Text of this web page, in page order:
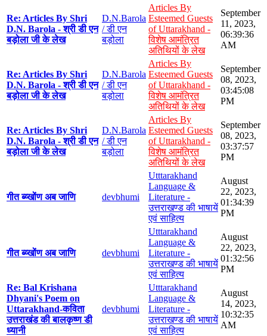
Re: Articles By Shri
D.N. Barola - श्री डी एन
बड़ोला जी के लेख
D.N.Barola
/ डी एन
बड़ोला
Articles By
Esteemed Guests
of Uttarakhand -
विशेष आमंत्रित
अतिथियों के लेख
September
11, 2023,
06:39:36
AM
Re: Articles By Shri
D.N. Barola - श्री डी एन
बड़ोला जी के लेख
D.N.Barola
/ डी एन
बड़ोला
Articles By
Esteemed Guests
of Uttarakhand -
विशेष आमंत्रित
अतिथियों के लेख
September
08, 2023,
03:45:08
PM
Re: Articles By Shri
D.N. Barola - श्री डी एन
बड़ोला जी के लेख
D.N.Barola
/ डी एन
बड़ोला
Articles By
Esteemed Guests
of Uttarakhand -
विशेष आमंत्रित
अतिथियों के लेख
September
08, 2023,
03:37:57
PM
गीत ब्य्खोंण अब जाणि devbhumi
Utttarakhand
Language &
Literature -
उत्तराखण्ड की भाषायें
एवं साहित्य
August
22, 2023,
01:34:39
PM
गीत ब्य्खोंण अब जाणि devbhumi
Utttarakhand
Language &
Literature -
उत्तराखण्ड की भाषायें
एवं साहित्य
August
22, 2023,
01:32:56
PM
Re: Bal Krishana
Dhyani's Poem on
Uttarakhand-कविता
उत्तराखंड की बालकृष्ण डी
ध्यानी
devbhumi
Utttarakhand
Language &
Literature -
उत्तराखण्ड की भाषायें
एवं साहित्य
August
14, 2023,
10:32:35
AM